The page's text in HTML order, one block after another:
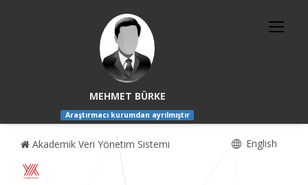
MEHMET BÜRKE
Araştırmacı kurumdan ayrılmıştır
Akademik Veri Yönetim Sistemi English